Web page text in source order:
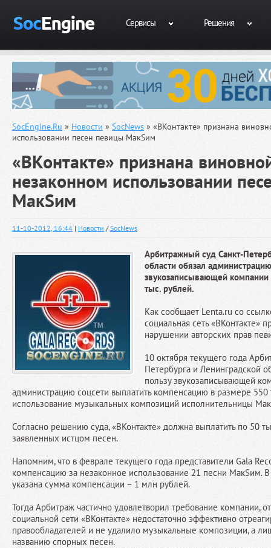
Сервисы Решения
SocEngine.Ru » Новости » SocNews » «ВКонтакте» признана
использовании песен певицы МакSим
«ВКонтакте» признана
незаконном использовании
МакSим
11-10-2012, 16:44 | Новости /SocNews
Арбитражный суд Санкт-
области обязал
звукозаписывающей
тыс. рублей.
Как сообщает Lenta.ru со
социальная сеть «ВКонтакте»
нарушении авторских прав
10 октября текущего года
Петербурга и Ленинградской
пользу звукозаписывающей
администрацию соцсети выплатить компенсацию в размере 550
использование музыкальных композиций исполнительницы
Согласно решению суда, «ВКонтакте» должна выплатить по 50
заявленных истцом песен.
Напомним, что в феврале текущего года представители Gala
компенсацию за незаконное использование 21 песни МакSим.
указана сумма компенсации – 1 млн рублей.
Тогда Арбитраж частично удовлетворил требование компании,
социальной сети «ВКонтакте» недостаточно эффективно
правообладателей и не удалило музыкальные композиции, а
названию спорных песен.